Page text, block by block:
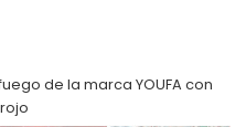
de la marca YOUFA con